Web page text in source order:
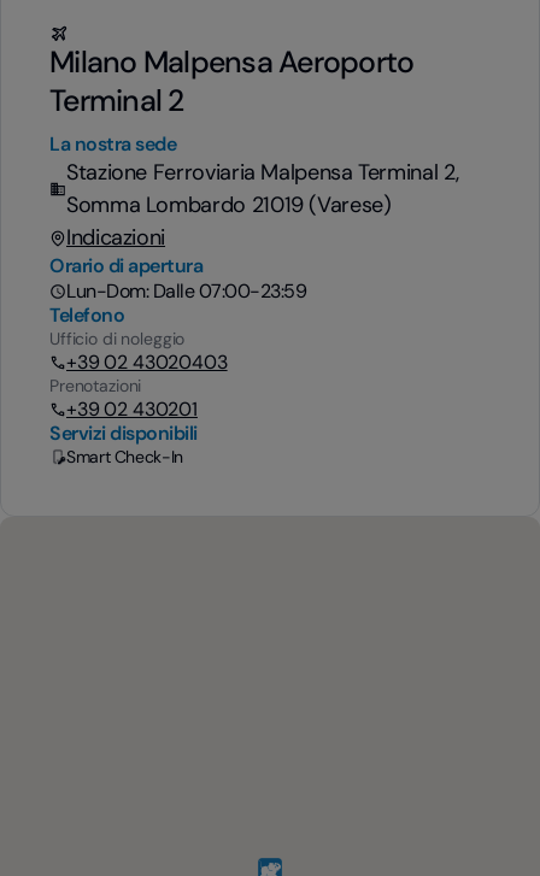
Milano Malpensa Aeroporto
Terminal 2
La nostra sede
Stazione Ferroviaria Malpensa Terminal 2,
Somma Lombardo 21019 (Varese)
Indicazioni
Orario di apertura
Lun-Dom: Dalle 07:00-23:59
Telefono
Ufficio di noleggio
+39 02 43020403
Prenotazioni
+39 02 430201
Servizi disponibili
Smart Check-In